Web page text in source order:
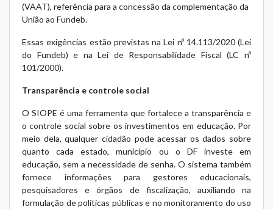
(VAAT), referência para a concessão da complementação da
União ao Fundeb.
Essas exigências estão previstas na Lei nº 14.113/2020 (Lei
do Fundeb) e na Lei de Responsabilidade Fiscal (LC nº
101/2000).
Transparência e controle social
O SIOPE é uma ferramenta que fortalece a transparência e
o controle social sobre os investimentos em educação. Por
meio dela, qualquer cidadão pode acessar os dados sobre
quanto cada estado, município ou o DF investe em
educação, sem a necessidade de senha. O sistema também
fornece informações para gestores educacionais,
pesquisadores e órgãos de fiscalização, auxiliando na
formulação de políticas públicas e no monitoramento do uso